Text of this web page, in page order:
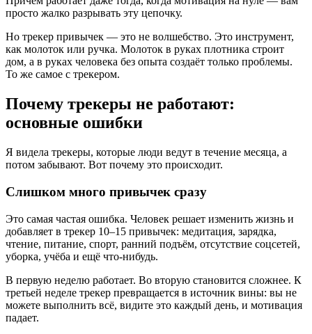
просто жалко разрывать эту цепочку.
Но трекер привычек — это не волшебство. Это инструмент,
как молоток или ручка. Молоток в руках плотника строит
дом, а в руках человека без опыта создаёт только проблемы.
То же самое с трекером.
Почему трекеры не работают:
основные ошибки
Я видела трекеры, которые люди ведут в течение месяца, а
потом забывают. Вот почему это происходит.
Слишком много привычек сразу
Это самая частая ошибка. Человек решает изменить жизнь и
добавляет в трекер 10–15 привычек: медитация, зарядка,
чтение, питание, спорт, ранний подъём, отсутствие соцсетей,
уборка, учёба и ещё что-нибудь.
В первую неделю работает. Во вторую становится сложнее. К
третьей неделе трекер превращается в источник вины: вы не
можете выполнить всё, видите это каждый день, и мотивация
падает.